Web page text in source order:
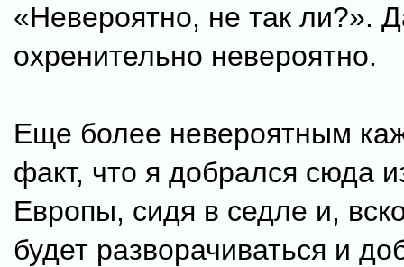
«Невероятно, не так ли?».
охренительно невероятно.
Еще более невероятным
факт, что я добрался сюда
Европы, сидя в седле и,
будет разворачиваться и